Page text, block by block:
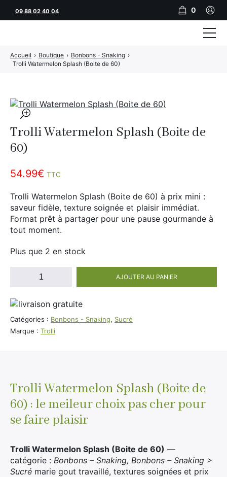
🔍
Trolli Watermelon Splash (Boite de
60)
54.99€ TTC
Trolli Watermelon Splash (Boite de 60) à prix mini :
saveur fidèle, texture soignée et plaisir immédiat.
Format prêt à partager pour une pause gourmande à
tout moment.
Plus que 2 en stock
quantité
Watermelon
Splash
(Boite
AJOUTER AU PANIER
Catégories : Bonbons - Snaking, Sucré
Marque : Trolli
Accueil › Boutique › Bonbons - Snaking ›
Trolli Watermelon Splash (Boite de 60)
Trolli Watermelon Splash (Boite de
60) : le meileur choix pas cher pour
se faire plaisir
Trolli Watermelon Splash (Boite de 60) —
catégorie : Bonbons – Snaking, Bonbons – Snaking >
Sucré marie gout travaillé, textures soignées et prix
09 88 02 40 04 0
Tubeuses
Feuilles
Rouleuses
JNR
Al Fakher
Cristal Puff
10ml
Booster E-Liquide
CBD
Divers
Sucré
Nouveautés